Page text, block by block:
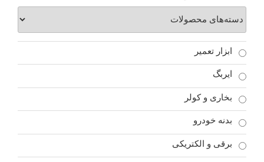
ابزار تعمیر
ایربگ
بخاری و کولر
بدنه خودرو
برقی و الکتریکی